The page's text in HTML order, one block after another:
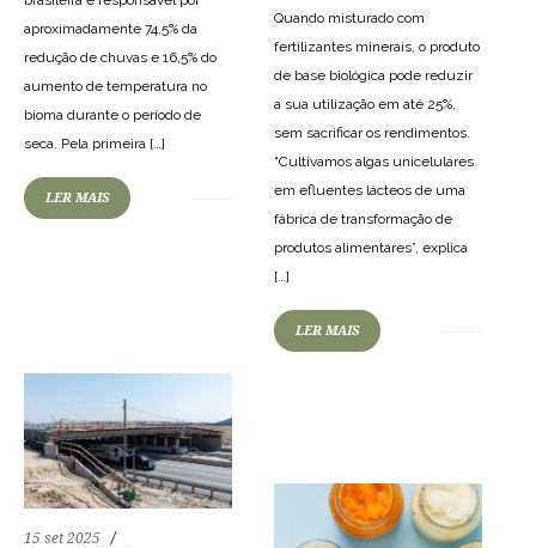
aproximadamente 74,5% da
redução de chuvas e 16,5% do
aumento de temperatura no
bioma durante o período de
seca. Pela primeira […]
LER MAIS
Quando misturado com
fertilizantes minerais, o produto
de base biológica pode reduzir
a sua utilização em até 25%,
sem sacrificar os rendimentos.
“Cultivamos algas unicelulares
em efluentes lácteos de uma
fábrica de transformação de
produtos alimentares”, explica
[…]
LER MAIS
15 set 2025
38 652